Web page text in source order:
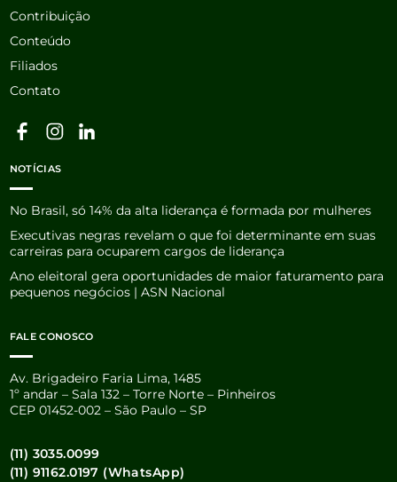
Contribuição
Conteúdo
Filiados
Contato
NOTÍCIAS
No Brasil, só 14% da alta liderança é formada por mulheres
Executivas negras revelam o que foi determinante em suas
carreiras para ocuparem cargos de liderança
Ano eleitoral gera oportunidades de maior faturamento para
pequenos negócios | ASN Nacional
FALE CONOSCO
Av. Brigadeiro Faria Lima, 1485
1º andar – Sala 132 – Torre Norte – Pinheiros
CEP 01452-002 – São Paulo – SP
(11) 3035.0099
(11) 91162.0197 (WhatsApp)